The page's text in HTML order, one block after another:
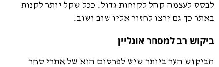
לבסס לעצמה קהל לקוחות גדול. ככל שקל יותר לקנות
באתר כך גם ירצו לחזור אליו שוב ושוב.
ביקוש רב למסחר אונליין
הביקוש הער ביותר שיש לפרסום הוא של אתרי סחר